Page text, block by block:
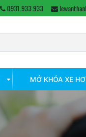
0931.933.933
MỞ KHÓA XE